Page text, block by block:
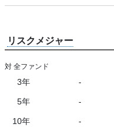
リスクメジャー
対 全ファンド
3年 -
5年 -
10年 -